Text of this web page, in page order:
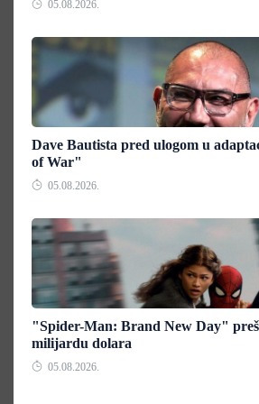
05.08.2026.
Dave Bautista pred ulogom u
of War"
05.08.2026.
"Spider-Man: Brand New Day"
milijardu dolara
05.08.2026.